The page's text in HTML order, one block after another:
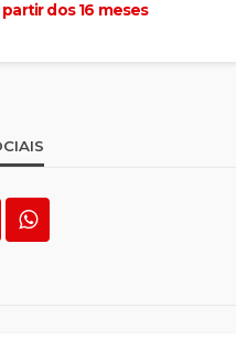
partir dos 16 meses